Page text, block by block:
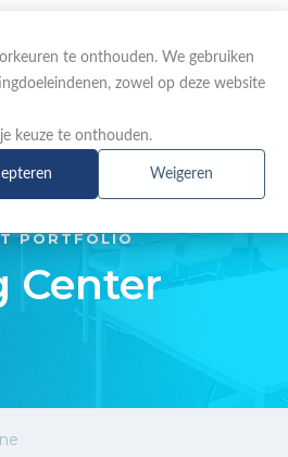
te onthouden. We gebruiken
zowel op deze website
keuze te onthouden.
Weigeren
PORTFOLIO
Center